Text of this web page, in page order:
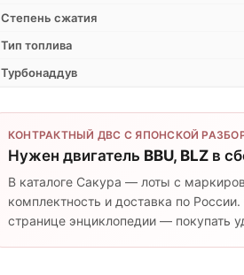
Степень сжатия
Тип топлива
Турбонаддув
КОНТРАКТНЫЙ ДВС С ЯПОНСКОЙ
Нужен двигатель BBU, BLZ в
В каталоге Сакура — лоты с
комплектность и доставка по
странице энциклопедии — покупать